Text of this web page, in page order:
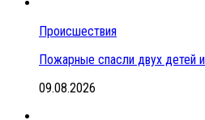
Происшествия
Пожарные спасли двух детей
09.08.2026